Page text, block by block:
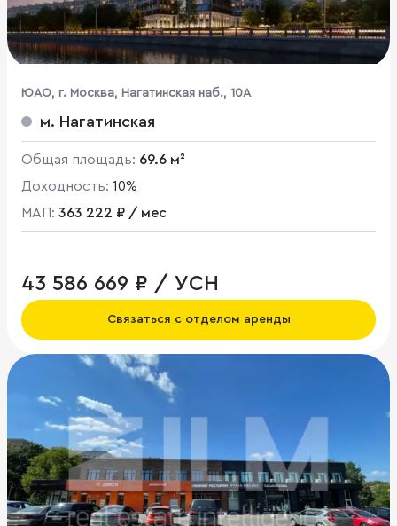
ЮАО, г. Москва, Нагатинская наб., 10А
м. Нагатинская
Общая площадь: 69.6 м²
Доходность: 10%
МАП: 363 222 ₽ / мес
43 586 669 ₽ / УСН
Связаться с отделом аренды